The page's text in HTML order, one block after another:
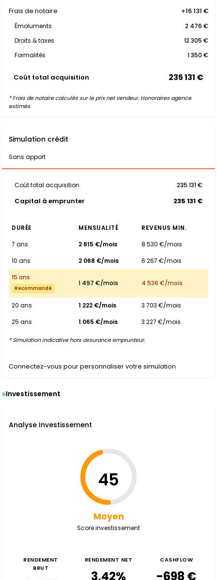
Frais de notaire +16 131 €
Émoluments
2 476 €
Droits & taxes
12 305 €
Formalités
1 350 €
Coût total acquisition 235 131 €
* Frais de notaire calculés sur le prix net vendeur. Honoraires agence
estimés.
Simulation crédit
Sans apport
Coût total acquisition 235 131 €
Capital à emprunter 235 131 €
DURÉE MENSUALITÉ
REVENUS MIN.
7 ans
2 815 €/mois
8 530 €/mois
10 ans
2 068 €/mois
6 267 €/mois
15 ans
Recommandé
1 497 €/mois 4 536 €/mois
20 ans 1 222 €/mois
3 703 €/mois
25 ans
1 065 €/mois 3 227 €/mois
* Simulation indicative hors assurance emprunteur.
Connectez-vous pour personnaliser votre simulation
Investissement
Analyse Investissement
45
Moyen
Score investissement
RENDEMENT
BRUT
RENDEMENT NET
3,42%
CASHFLOW
-698 €